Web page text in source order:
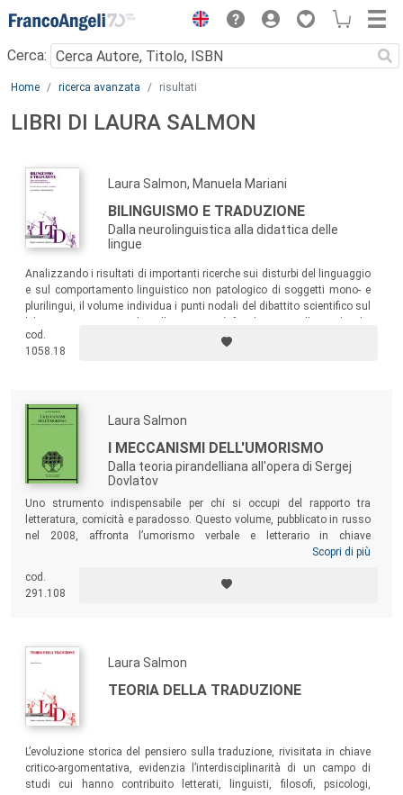
Menu
Cerca:
Main content
Home ricerca avanzata risultati
LIBRI DI LAURA SALMON
Laura Salmon, Manuela Mariani
BILINGUISMO E TRADUZIONE
Dalla neurolinguistica alla didattica delle
lingue
Analizzando i risultati di importanti ricerche sui disturbi del linguaggio
e sul comportamento linguistico non patologico di soggetti mono- e
plurilingui, il volume individua i punti nodali del dibattito scientifico sul
processi traduttivi umani, ambito di ricerca al crocevia tra scienze
umane, formali e sperimentali.
cod.
1058.18
Laura Salmon
I MECCANISMI DELL'UMORISMO
Dalla teoria pirandelliana all'opera di Sergej
Dovlatov
Uno strumento indispensabile per chi si occupi del rapporto tra
letteratura, comicità e paradosso. Questo volume, pubblicato in russo
nel 2008, affronta l’umorismo verbale e letterario in chiave
interdisciplinare, cercando di giungere a una sintesi il più possibile
cruciale opposizione tra “comicità” e “umorismo” su cui si fonda la
teoria pirandelliana è qui argomentata attraverso l’opera di Sergej
Scopri di più
cod.
291.108
Laura Salmon
TEORIA DELLA TRADUZIONE
L’evoluzione storica del pensiero sulla traduzione, rivisitata in chiave
critico-argomentativa, evidenzia l’interdisciplinarità di un campo di
studi cui hanno contribuito letterati, linguisti, filosofi, psicologi,